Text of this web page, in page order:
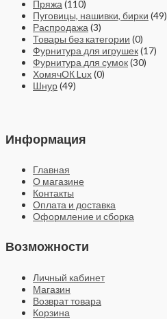
Пряжа (110)
Пуговицы, нашивки, бирки (49)
Распродажа (3)
Товары без категории (0)
Фурнитура для игрушек(17)
Фурнитура для сумок(30)
ХомячОК Lux(0)
Шнур(49)
Информация
Главная
О магазине
Контакты
Оплата и доставка
Оформление и сборка
Возможности
Личный кабинет
Магазин
Возврат товара
Корзина